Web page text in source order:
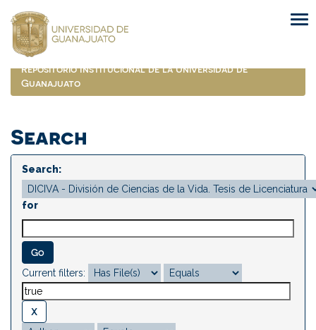
navigation
Repositorio Institucional de la Universidad de
Guanajuato
Search
Search:
for
Current filters: